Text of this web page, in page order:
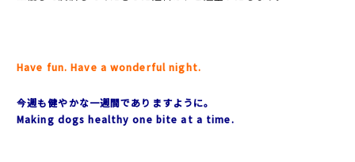
Have fun. Have a wonderful night.
今週も健やかな一週間でありますように。
Making dogs healthy one bite at a time.